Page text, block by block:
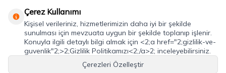
Önemli Bilgiler
Hızlı Erişim
Çerez Kullanımı
Kişisel verileriniz, hizmetlerimizin daha iyi bir şekilde
sunulması için mevzuata uygun bir şekilde toplanıp işlenir.
Konuyla ilgili detaylı bilgi almak için <2;a href="2;gizlilik-ve-
guvenlik"2;>2;Gizlilik Politikamızı<2;/a>2; inceleyebilirsiniz.
Çerezleri Özelleştir